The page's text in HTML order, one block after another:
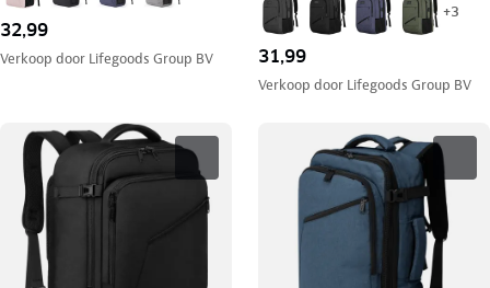
32,99
Verkoop door Lifegoods Group BV
+3
31,99
Verkoop door Lifegoods Group BV